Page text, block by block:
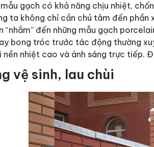
gạch có khả năng chịu nhiệt,
ta không chỉ cần chú tâm đến
“nhắm” đến những mẫu gạch
bong tróc trước tác động thường
nền nhiệt cao và ánh sáng trực tiếp.
vệ sinh, lau chùi